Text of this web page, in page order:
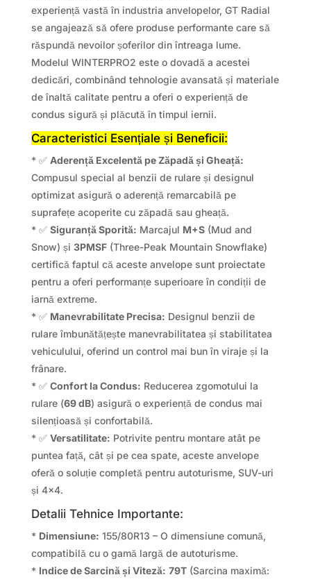
experiență vastă în industria anvelopelor, GT Radial
se angajează să ofere produse performante care să
răspundă nevoilor șoferilor din întreaga lume.
Modelul WINTERPRO2 este o dovadă a acestei
dedicări, combinând tehnologie avansată și materiale
de înaltă calitate pentru a oferi o experiență de
condus sigură și plăcută în timpul iernii.
Caracteristici Esențiale și Beneficii:
* ✅ Aderență Excelentă pe Zăpadă și Gheață:
Compusul special al benzii de rulare și designul
optimizat asigură o aderență remarcabilă pe
suprafețe acoperite cu zăpadă sau gheață.
* ✅ Siguranță Sporită: Marcajul M+S(Mud and
Snow) și 3PMSF(Three-Peak Mountain Snowflake)
certifică faptul că aceste anvelope sunt proiectate
pentru a oferi performanțe superioare în condiții de
iarnă extreme.
* ✅ Manevrabilitate Precisa: Designul benzii de
rulare îmbunătățește manevrabilitatea și stabilitatea
vehiculului, oferind un control mai bun în viraje și la
frânare.
* ✅ Confort la Condus: Reducerea zgomotului la
rulare (69 dB) asigură o experiență de condus mai
silențioasă și confortabilă.
* ✅ Versatilitate: Potrivite pentru montare atât pe
puntea față, cât și pe cea spate, aceste anvelope
oferă o soluție completă pentru autoturisme, SUV-uri
și 4×4.
Detalii Tehnice Importante:
* Dimensiune: 155/80R13 – O dimensiune comună,
compatibilă cu o gamă largă de autoturisme.
* Indice de Sarcină și Viteză: 79T(Sarcina maximă: